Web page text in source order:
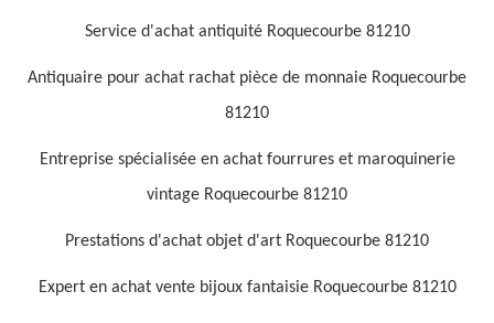
Service d'achat antiquité Roquecourbe 81210
Antiquaire pour achat rachat pièce de monnaie Roquecourbe
81210
Entreprise spécialisée en achat fourrures et maroquinerie
vintage Roquecourbe 81210
Prestations d'achat objet d'art Roquecourbe 81210
Expert en achat vente bijoux fantaisie Roquecourbe 81210